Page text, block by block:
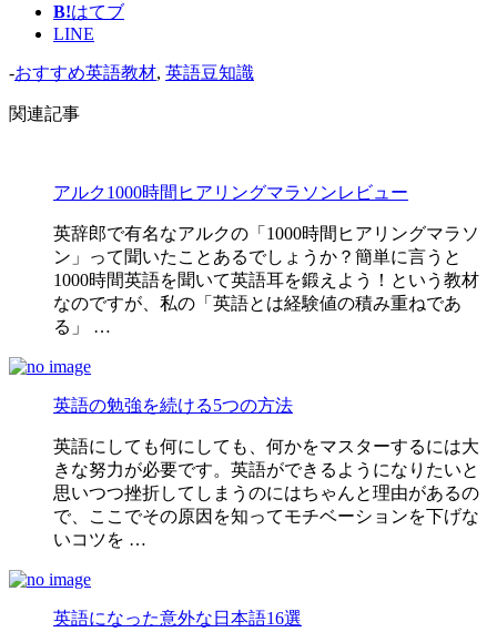
B!はてブ
LINE
-おすすめ英語教材, 英語豆知識
関連記事
アルク1000時間ヒアリングマラソンレビュー
英辞郎で有名なアルクの「1000時間ヒアリングマラソ
ン」って聞いたことあるでしょうか？簡単に言うと
1000時間英語を聞いて英語耳を鍛えよう！という教材
なのですが、私の「英語とは経験値の積み重ねであ
る」 …
英語の勉強を続ける5つの方法
英語にしても何にしても、何かをマスターするには大
きな努力が必要です。英語ができるようになりたいと
思いつつ挫折してしまうのにはちゃんと理由があるの
で、ここでその原因を知ってモチベーションを下げな
いコツを …
英語になった意外な日本語16選